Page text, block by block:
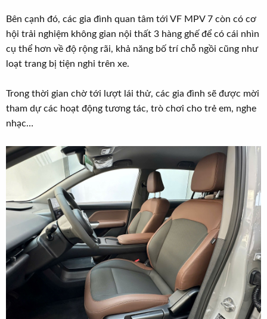
Bên cạnh đó, các gia đình quan tâm tới VF MPV 7 còn có cơ
hội trải nghiệm không gian nội thất 3 hàng ghế để có cái nhìn
cụ thể hơn về độ rộng rãi, khả năng bố trí chỗ ngồi cũng như
loạt trang bị tiện nghi trên xe.
Trong thời gian chờ tới lượt lái thử, các gia đình sẽ được mời
tham dự các hoạt động tương tác, trò chơi cho trẻ em, nghe
nhạc…